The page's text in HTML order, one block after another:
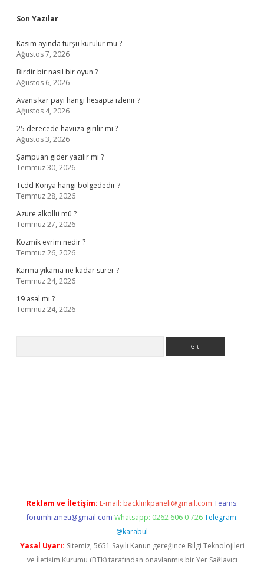
Son Yazılar
Kasim ayında turşu kurulur mu ?
Ağustos 7, 2026
Birdir bir nasıl bir oyun ?
Ağustos 6, 2026
Avans kar payı hangi hesapta izlenir ?
Ağustos 4, 2026
25 derecede havuza girilir mi ?
Ağustos 3, 2026
Şampuan gider yazılır mı ?
Temmuz 30, 2026
Tcdd Konya hangi bölgededir ?
Temmuz 28, 2026
Azure alkollü mü ?
Temmuz 27, 2026
Kozmik evrim nedir ?
Temmuz 26, 2026
Karma yıkama ne kadar sürer ?
Temmuz 24, 2026
19 asal mı ?
Temmuz 24, 2026
Reklam ve İletişim: E-mail: backlinkpaneli@gmail.com Teams:
forumhizmeti@gmail.com Whatsapp: 0262 606 0 726 Telegram:
@karabul
Yasal Uyarı: Sitemiz, 5651 Sayılı Kanun gereğince Bilgi Teknolojileri
ve İletişim Kurumu (BTK) tarafından onaylanmış bir Yer Sağlayıcı